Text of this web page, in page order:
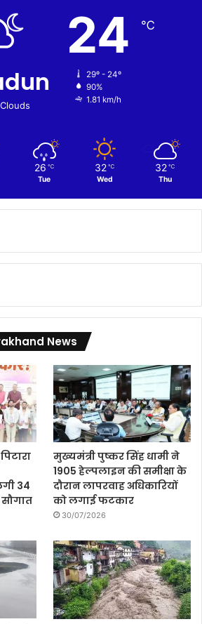
24 ℃
29º - 24º
90%
1.81 km/h
26 ℃
Tue
32 ℃
Wed
32 ℃
Thu
News
34
सौगात
मुख्यमंत्री पुष्कर सिंह धामी ने
1905 हेल्पलाइन की समीक्षा के
दौरान लापरवाह अधिकारियों
को लगाई फटकार
30/07/2026